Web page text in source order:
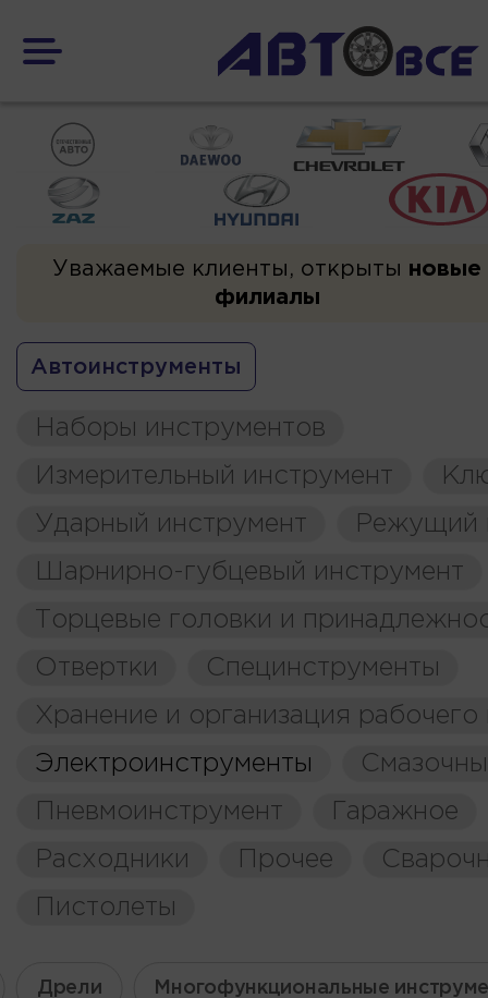
Уважаемые клиенты, открыты новые
филиалы
Автоинструменты
Наборы инструментов
Измерительный инструмент
Ударный инструмент
Режущий
Шарнирно-губцевый инструмент
Торцевые головки и
Отвертки
Специнструменты
Хранение и организация рабочего
Электроинструменты
Пневмоинструмент
Гаражное
Расходники
Прочее
Пистолеты
Дрели Многофункциональные